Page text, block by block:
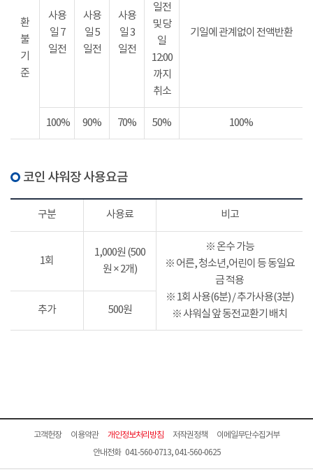
환
불
기
준
사용
일 7
일전
사용
일 5
일전
사용
일 3
일전
일전
및 당
일
12:00
까지
취소
기일에 관계없이 전액반환
100% 90% 70% 50% 100%
코인 샤워장 사용요금
구분 사용료 비고
1회
1,000원 (500
원 × 2개)
※ 온수 가능
※ 어른, 청소년,어린이 등 동일요
금 적용
※ 1회 사용(6분) / 추가사용(3분)
※ 샤워실 앞 동전교환기 배치
추가 500원
고객헌장 이용약관 개인정보처리방침 저작권정책
이메일무단수집거부
안내전화 041-560-0713, 041-560-0625